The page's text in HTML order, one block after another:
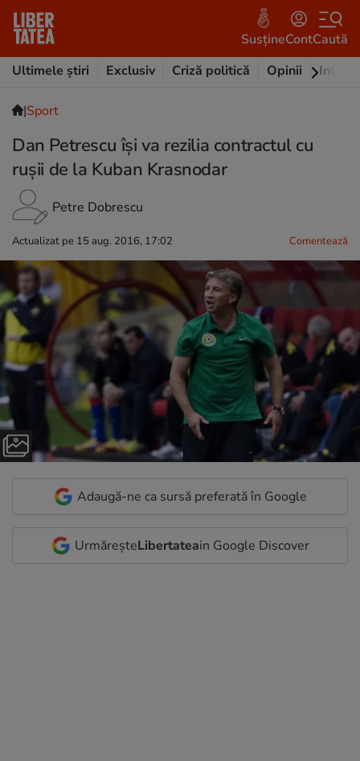
SusțineContCaută
Ultimele știri
Exclusiv Criză politică Opinii
|Sport
Dan Petrescu își va rezilia contractul cu
rușii de la Kuban Krasnodar
Petre Dobrescu
Actualizat pe 15 aug. 2016, 17:02 Comentează
Adaugă-ne ca sursă preferată în Google
UrmăreșteLibertateain Google Discover